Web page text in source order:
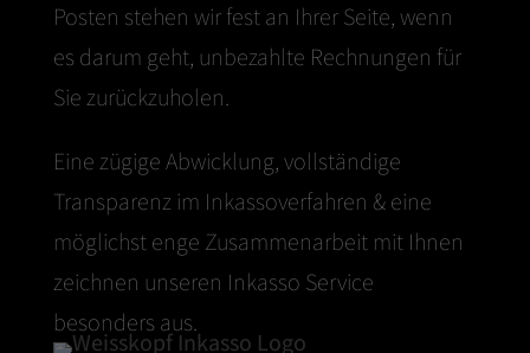
Posten stehen wir fest an Ihrer Seite, wenn
es darum geht, unbezahlte Rechnungen für
Sie zurückzuholen.
Eine zügige Abwicklung, vollständige
Transparenz im Inkassoverfahren & eine
möglichst enge Zusammenarbeit mit Ihnen
zeichnen unseren Inkasso Service
besonders aus.